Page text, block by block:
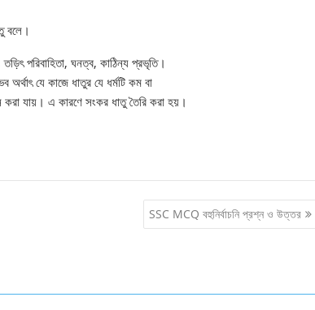
বলে।
পরিবাহিতা, ঘনত্ব, কাঠিন্য প্রভৃতি।
যে কাজে ধাতুর যে ধর্মটি কম বা
করা যায়। এ কারণে সংকর ধাতু তৈরি করা হয়।
SSC MCQ বহুনির্বাচনি প্রশ্ন ও উত্তর